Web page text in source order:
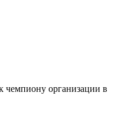
чемпиону организации в